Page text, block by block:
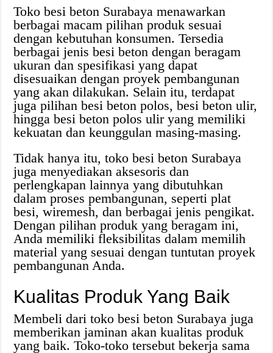
Toko besi beton Surabaya menawarkan
berbagai macam pilihan produk sesuai
dengan kebutuhan konsumen. Tersedia
berbagai jenis besi beton dengan beragam
ukuran dan spesifikasi yang dapat
disesuaikan dengan proyek pembangunan
yang akan dilakukan. Selain itu, terdapat
juga pilihan besi beton polos, besi beton ulir,
hingga besi beton polos ulir yang memiliki
kekuatan dan keunggulan masing-masing.
Tidak hanya itu, toko besi beton Surabaya
juga menyediakan aksesoris dan
perlengkapan lainnya yang dibutuhkan
dalam proses pembangunan, seperti plat
besi, wiremesh, dan berbagai jenis pengikat.
Dengan pilihan produk yang beragam ini,
Anda memiliki fleksibilitas dalam memilih
material yang sesuai dengan tuntutan proyek
pembangunan Anda.
Kualitas Produk Yang Baik
Membeli dari toko besi beton Surabaya juga
memberikan jaminan akan kualitas produk
yang baik. Toko-toko tersebut bekerja sama